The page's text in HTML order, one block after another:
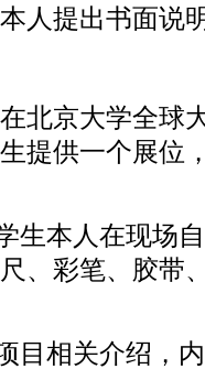
人提出书面说
京大学全球
提供一个展位
本人在现场自
、彩笔、胶带
相关介绍，内